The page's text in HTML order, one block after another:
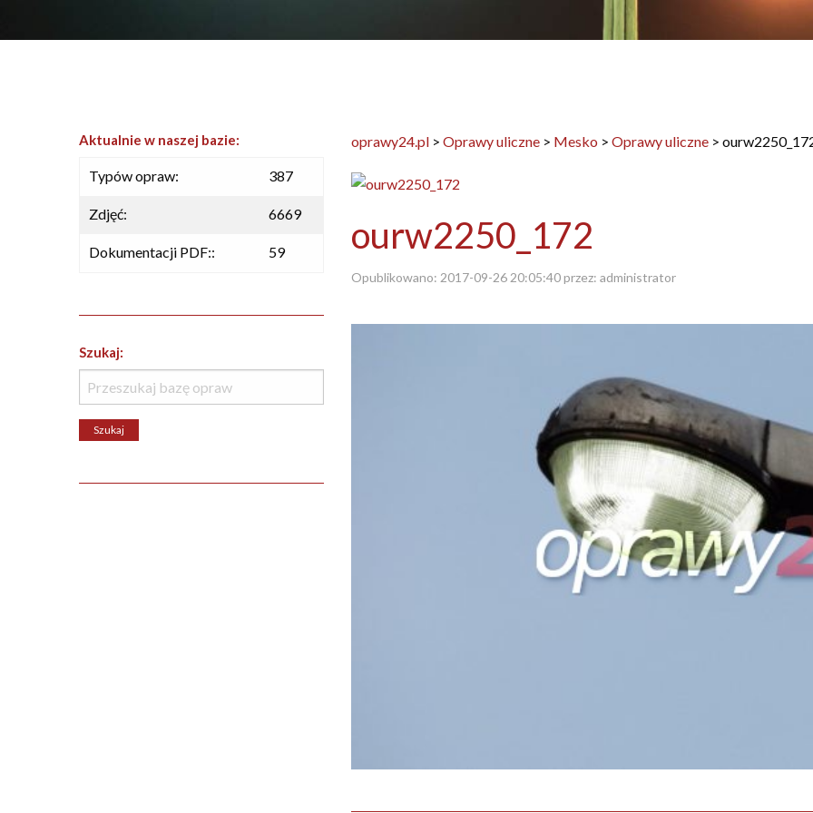
oprawy24.pl > Oprawy uliczne > Mesko > Oprawy uliczne >
ourw2250_172
Opublikowano: 2017-09-26 20:05:40przez: administrator
Aktualnie w naszej bazie:
Typów opraw: 387
Zdjęć: 6669
Dokumentacji PDF:: 59
Szukaj: